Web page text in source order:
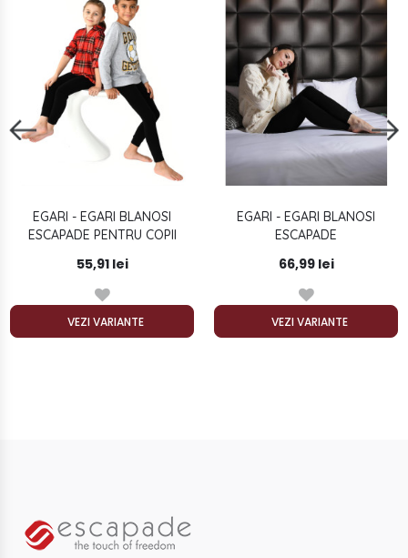
EGARI - EGARI BLANOSI
ESCAPADE PENTRU COPII
55,91 lei
VEZI VARIANTE
EGARI - EGARI BLANOSI
ESCAPADE
66,99 lei
VEZI VARIANTE